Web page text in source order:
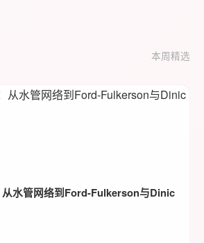
本周精选
水管网络到Ford-Fulkerson与Dinic